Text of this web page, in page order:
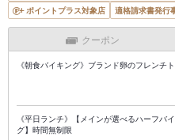
ポイントプラス対象店
適格請求書発行
クーポン
《朝食バイキング》ブランド卵のフレンチ
《平日ランチ》【メインが選べるハーフバ
グ】時間無制限